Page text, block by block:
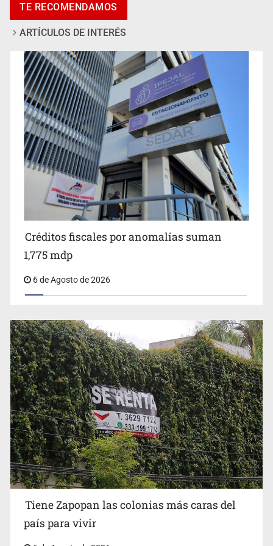
Jalisco plantará 250 mil árboles
Impulsan jornada informativa sobre epilepsia en Six
Flags
TE RECOMENDAMOS
ARTÍCULOS DE INTERÉS
Créditos fiscales por anomalías suman
1,775 mdp
6 de Agosto de 2026
Tiene Zapopan las colonias más caras del
país para vivir